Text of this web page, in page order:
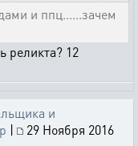
и ппц......зачем
реликта? 12
и
|
29 Ноября 2016